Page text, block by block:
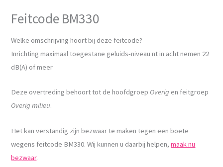
Feitcode BM330
Welke omschrijving hoort bij deze feitcode?
Inrichting maximaal toegestane geluids-niveau nt in acht nemen 22
dB(A) of meer
Deze overtreding behoort tot de hoofdgroep Overig en feitgroep
Overig milieu.
Het kan verstandig zijn bezwaar te maken tegen een boete
wegens feitcode BM330. Wij kunnen u daarbij helpen,maak nu
bezwaar.